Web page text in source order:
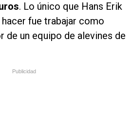
. Lo único que Hans Erik
fue trabajar como
de un equipo de alevines de
Publicidad